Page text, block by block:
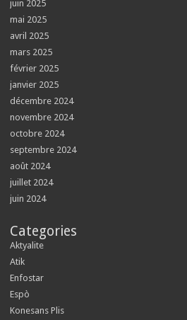
juin 2025
mai 2025
avril 2025
mars 2025
février 2025
janvier 2025
décembre 2024
novembre 2024
octobre 2024
septembre 2024
août 2024
juillet 2024
juin 2024
Categories
Aktyalite
Atik
Enfostar
Espò
Konesans Plis